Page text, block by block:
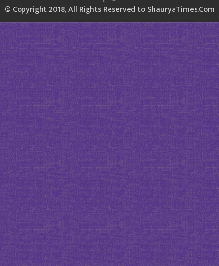
© Copyright 2018, All Rights Reserved to ShauryaTimes.Com